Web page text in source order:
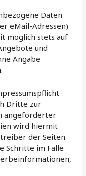
Daten
eMail-Adressen)
möglich stets auf
und
Angabe
Dritte zur
angeforderter
wird hiermit
der Seiten
Schritte im Falle